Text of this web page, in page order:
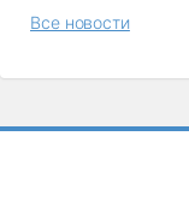
Все новости